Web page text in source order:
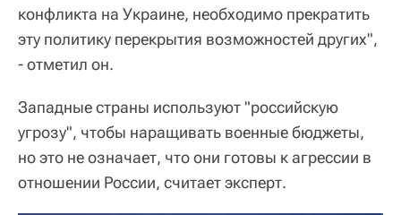
конфликта на Украине, необходимо прекратить
эту политику перекрытия возможностей других",
- отметил он.
Западные страны используют "российскую
угрозу", чтобы наращивать военные бюджеты,
но это не означает, что они готовы к агрессии в
отношении России, считает эксперт.